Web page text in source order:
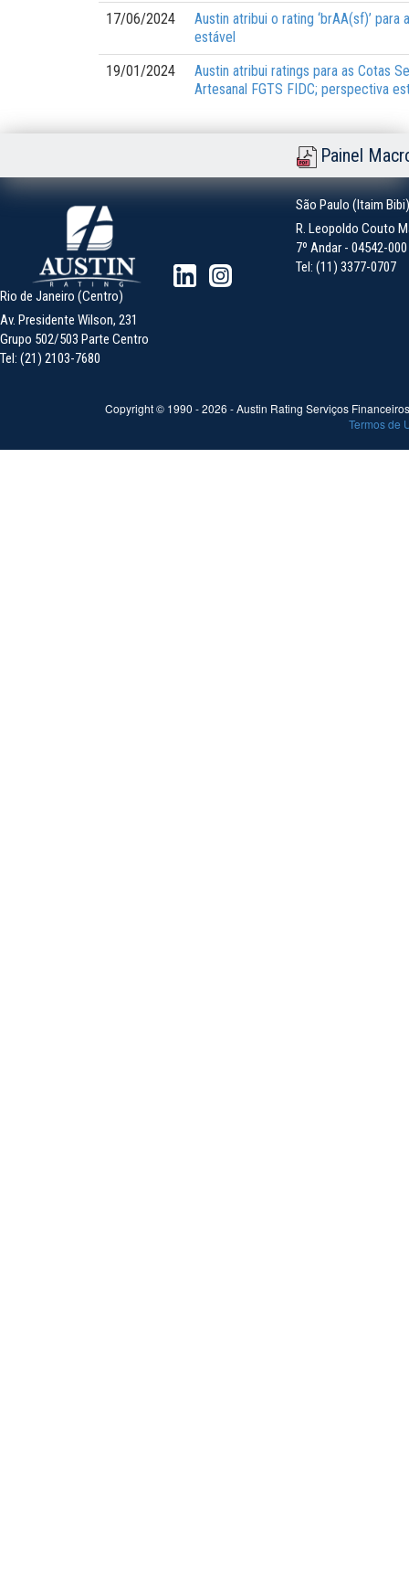
17/06/2024
Austin atribui o rating ‘brAA(sf)’
estável
19/01/2024
Austin atribui ratings para as Cotas
Artesanal FGTS FIDC; perspectiva
Painel
São Paulo (Itaim Bibi)
R. Leopoldo Couto
7º Andar - 04542-
Tel: (11) 3377-0707
Rio de Janeiro (Centro)
Av. Presidente Wilson, 231
Grupo 502/503 Parte Centro
Tel: (21) 2103-7680
Copyright © 1990 -2026 - Austin Rating Serviços
Termos de